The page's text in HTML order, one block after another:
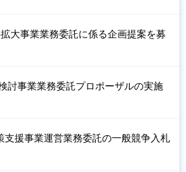
大事業業務委託に係る企画提案を募
討事業業務委託プロポーザルの実施
支援事業運営業務委託の一般競争入札